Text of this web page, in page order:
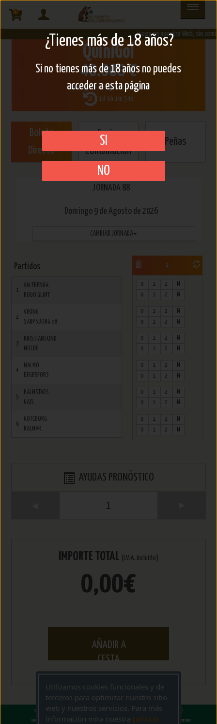
1
Juega en nuestra Web, sin
QuiniGol
40.000 €
Domingo 9 de agosto de 2026
1d 6h 1m 33s
Boleto
Directo
Enviar
Combinación
Peñas
JORNADA 88
Domingo 9 de Agosto de 2026
CAMBIAR JORNADA
Partidos
1
VALERENGA
BODO GLIMT
2
VIKING
SARPSBORG 08
3
KRISTIANSUND
MOLDE
4
MALMO
DEGERFORS
5
HALMSTADS
GAIS
6
GOTEBORG
KALMAR
1
0 1 2
M
0
1 2 M
0 1 2
M
0
1 2 M
0 1 2
M
0
1 2 M
0 1 2
M
0
1 2 M
0 1 2
M
0
1 2 M
0 1 2
M
0
1 2 M
AYUDAS PRONÓSTICO
1
IMPORTE TOTAL (I.V.A. incluido)
0,00€
AÑADIR A
CESTA
JUEGO SEGURO GARANTÍA EL TOPITO DE LA SUERTE SOPORTE DE AYUDA NI GASTOS NI COMISIONES
Utilizamos cookies funcionales y de
terceros para optimizar nuestro sitio
web y nuestros servicios. Para más
información mira nuestra politica de
¿Tienes más de 18 años?
Si no tienes más de 18 años no puedes
acceder a esta página
SI
NO